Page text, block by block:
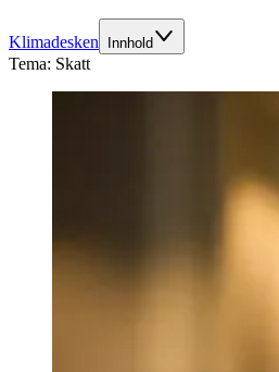
Klimadesken Innhold
Tema: Skatt